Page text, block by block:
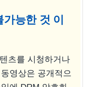
능한 것 이
츠를 시청하거나
영상은 공개적으